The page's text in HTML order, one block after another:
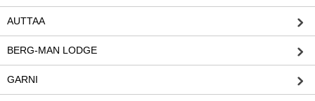
AUTTAA
BERG-MAN LODGE
GARNI